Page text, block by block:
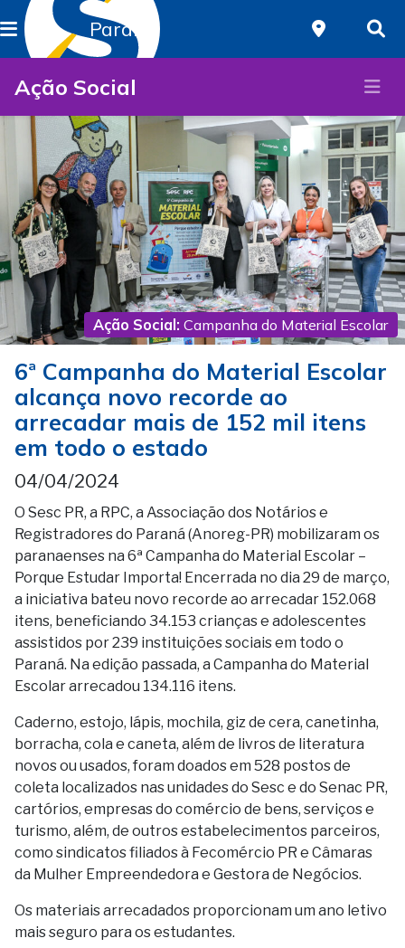
Paraná
Ação Social
Ação Social: Campanha do Material Escolar
6ª Campanha do Material Escolar
alcança novo recorde ao
arrecadar mais de 152 mil itens
em todo o estado
04/04/2024
O Sesc PR, a RPC, a Associação dos Notários e
Registradores do Paraná (Anoreg-PR) mobilizaram os
paranaenses na 6ª Campanha do Material Escolar –
Porque Estudar Importa! Encerrada no dia 29 de março,
a iniciativa bateu novo recorde ao arrecadar 152.068
itens, beneficiando 34.153 crianças e adolescentes
assistidos por 239 instituições sociais em todo o
Paraná. Na edição passada, a Campanha do Material
Escolar arrecadou 134.116 itens.
Caderno, estojo, lápis, mochila, giz de cera, canetinha,
borracha, cola e caneta, além de livros de literatura
novos ou usados, foram doados em 528 postos de
coleta localizados nas unidades do Sesc e do Senac PR,
cartórios, empresas do comércio de bens, serviços e
turismo, além, de outros estabelecimentos parceiros,
como sindicatos filiados à Fecomércio PR e Câmaras
da Mulher Empreendedora e Gestora de Negócios.
Os materiais arrecadados proporcionam um ano letivo
mais seguro para os estudantes.